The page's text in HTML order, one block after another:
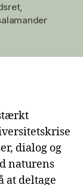
,
dialog og
naturens
at deltage